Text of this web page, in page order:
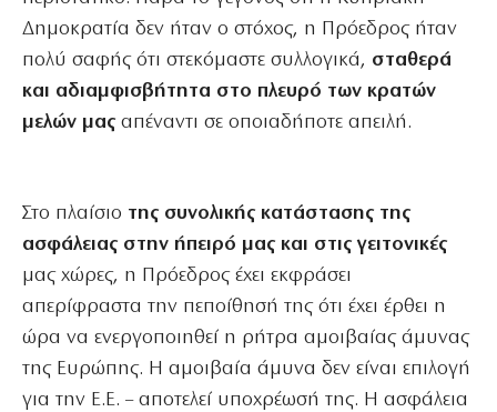
Δημοκρατία δεν ήταν ο στόχος, η Πρόεδρος ήταν
πολύ σαφής ότι στεκόμαστε συλλογικά, σταθερά
και αδιαμφισβήτητα στο πλευρό των κρατών
μελών μας απέναντι σε οποιαδήποτε απειλή.
Στο πλαίσιο της συνολικής κατάστασης της
ασφάλειας στην ήπειρό μας και στις γειτονικές
μας χώρες, η Πρόεδρος έχει εκφράσει
απερίφραστα την πεποίθησή της ότι έχει έρθει η
ώρα να ενεργοποιηθεί η ρήτρα αμοιβαίας άμυνας
της Ευρώπης. Η αμοιβαία άμυνα δεν είναι επιλογή
για την Ε.Ε. – αποτελεί υποχρέωσή της. Η ασφάλεια